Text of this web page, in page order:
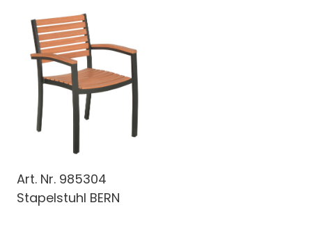
Art. Nr. 985304
Stapelstuhl BERN